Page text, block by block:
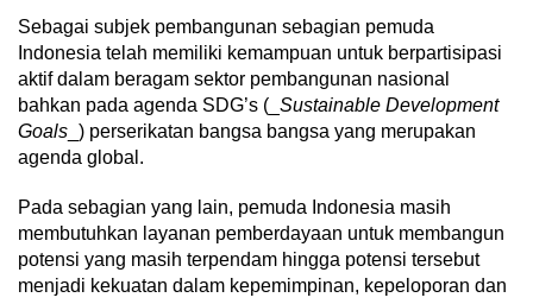
Sebagai subjek pembangunan sebagian pemuda
Indonesia telah memiliki kemampuan untuk berpartisipasi
aktif dalam beragam sektor pembangunan nasional
bahkan pada agenda SDG’s (_ Sustainable Development
Goals _) perserikatan bangsa bangsa yang merupakan
agenda global.
Pada sebagian yang lain, pemuda Indonesia masih
membutuhkan layanan pemberdayaan untuk membangun
potensi yang masih terpendam hingga potensi tersebut
menjadi kekuatan dalam kepemimpinan, kepeloporan dan